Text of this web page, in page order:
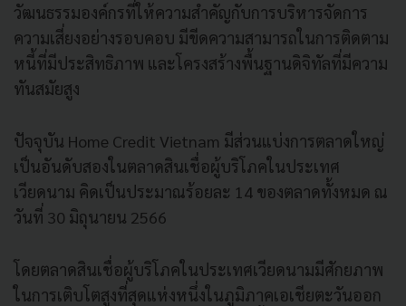
วัฒนธรรมองค์กรที่ให้ความสำคัญกับการบริหารจัดการ
ความเสี่ยงอย่างรอบคอบ มีขีดความสามารถในการติดตาม
หนี้ที่มีประสิทธิภาพ และโครงสร้างพื้นฐานดิจิทัลที่มีความ
ทันสมัยสูง
ปัจจุบัน Home Credit Vietnam มีส่วนแบ่งการตลาดใหญ่
เป็นอันดับสองในตลาดสินเชื่อผู้บริโภคในประเทศ
เวียดนาม คิดเป็นประมาณร้อยละ 14 ของตลาดทั้งหมด ณ
วันที่ 30 มิถุนายน 2566
โดยตลาดสินเชื่อผู้บริโภคในประเทศเวียดนามมีศักยภาพ
ในการเติบโตสูงที่สุดแห่งหนึ่งในภูมิภาคเอเชียตะวันออก